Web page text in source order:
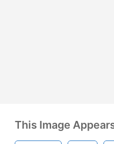
This Image